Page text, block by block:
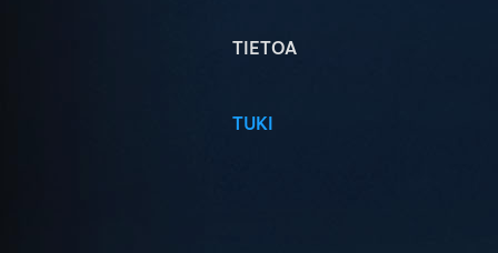
TIETOA
TUKI